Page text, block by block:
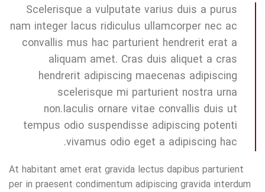
Scelerisque a vulputate varius duis a purus
nam integer lacus ridiculus ullamcorper nec ac
convallis mus hac parturient hendrerit erat a
aliquam amet. Cras duis aliquet a cras
hendrerit adipiscing maecenas adipiscing
scelerisque mi parturient nostra urna
non.Iaculis ornare vitae convallis duis ut
tempus odio suspendisse adipiscing potenti
vivamus odio eget a adipiscing hac.
At habitant amet erat gravida lectus dapibus parturient
per in praesent condimentum adipiscing gravida interdum